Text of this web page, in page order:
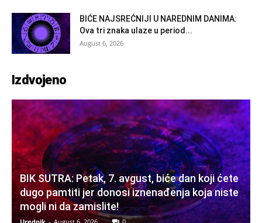
BIĆE NAJSREĆNIJI U NAREDNIM DANIMA:
Ova tri znaka ulaze u period...
August 6, 2026
Izdvojeno
BIK SUTRA: Petak, 7. avgust, biće dan koji ćete
dugo pamtiti jer donosi iznenađenja koja niste
mogli ni da zamislite!